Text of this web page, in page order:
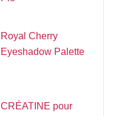
Royal Cherry
Eyeshadow Palette
CRÉATINE pour